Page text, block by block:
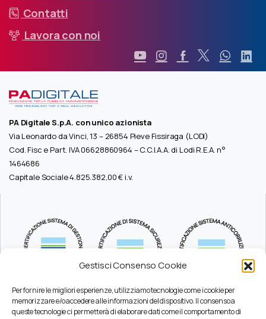
Gestisci Consenso Cookie
Per fornire le migliori esperienze, utilizziamo tecnologie come i cookie per
memorizzare e/o accedere alle informazioni del dispositivo. Il consenso a
queste tecnologie ci permetterà di elaborare dati come il comportamento di
Contatti
Lavora con noi
PA Digitale S.p.A. con unico azionista
Via Leonardo da Vinci, 13 – 26854 Pieve Fissiraga (LODI)
Cod. Fisc e Part. IVA 06628860964 – C.C.I.A.A. di Lodi R.E.A. n°
1464686
Capitale Sociale 4.825.382,00 € i.v.
Durc